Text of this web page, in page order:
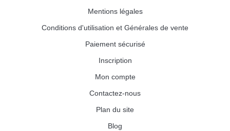
Mentions légales
Conditions d'utilisation et Générales de vente
Paiement sécurisé
Inscription
Mon compte
Contactez-nous
Plan du site
Blog